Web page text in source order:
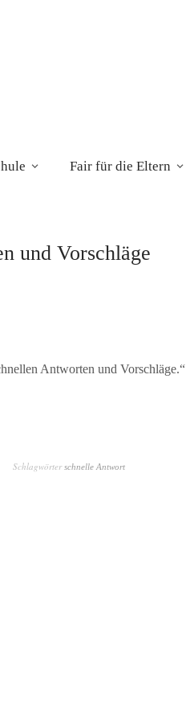
Fair für die Eltern
und Vorschläge
Antworten und Vorschläge.“
Schlagwörterschnelle Antwort